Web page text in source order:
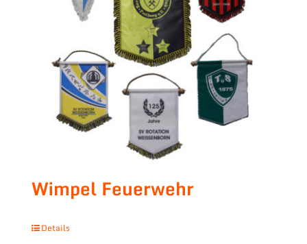
Wimpel Feuerwehr
Details